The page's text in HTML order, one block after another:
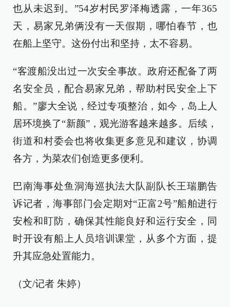
也从未迟到。”54岁村民罗泽梅透露，一年365
天，易家兄弟俩没有一天假期，哪怕春节，也
在船上坚守。这份付出和坚持，太不容易。
“客渡船没出过一次安全事故。政府还配备了两
名安全员，配合易家兄弟，帮助村民安全上下
船。”廖大全说，经过专项整治，如今，岛上人
居环境换了“新颜”，观光游客越来越多。后续，
街道和村委会也将收集更多意见和建议，协调
各方，为菜农们创造更多便利。
巴南海事处鱼洞海巡执法大队副队长王瑞鹏告
诉记者，海事部门会定期对“正富2号”船舶进行
安检和盯防，确保其性能良好和运行安全，同
时开设有船上人员培训课堂，从多个方面，提
升其应急处置能力。
（文/记者 朱婷）